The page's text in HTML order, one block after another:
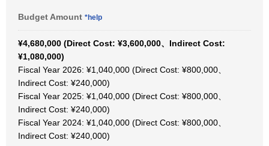
Budget Amount *help
¥4,680,000 (Direct Cost: ¥3,600,000、Indirect Cost:
¥1,080,000)
Fiscal Year 2026: ¥1,040,000 (Direct Cost: ¥800,000、
Indirect Cost: ¥240,000)
Fiscal Year 2025: ¥1,040,000 (Direct Cost: ¥800,000、
Indirect Cost: ¥240,000)
Fiscal Year 2024: ¥1,040,000 (Direct Cost: ¥800,000、
Indirect Cost: ¥240,000)